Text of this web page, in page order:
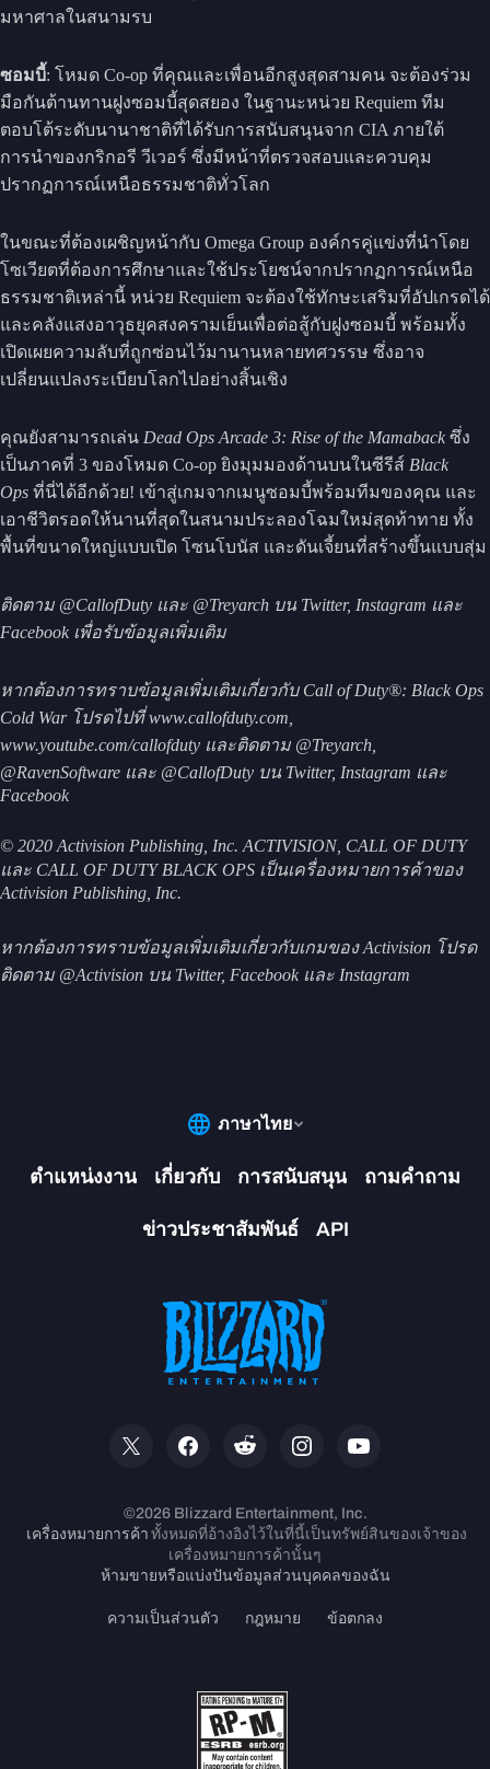
มหาศาลในสนามรบ
ซอมบี้: โหมด Co-op ที่คุณและเพื่อนอีกสูงสุดสามคน จะต้องร่วม
มือกันต้านทานฝูงซอมบี้สุดสยอง ในฐานะหน่วย Requiem ทีม
ตอบโต้ระดับนานาชาติที่ได้รับการสนับสนุนจาก CIA ภายใต้
การนำของกริกอรี วีเวอร์ ซึ่งมีหน้าที่ตรวจสอบและควบคุม
ปรากฏการณ์เหนือธรรมชาติทั่วโลก
ในขณะที่ต้องเผชิญหน้ากับ Omega Group องค์กรคู่แข่งที่นำโดย
โซเวียตที่ต้องการศึกษาและใช้ประโยชน์จากปรากฏการณ์เหนือ
ธรรมชาติเหล่านี้ หน่วย Requiem จะต้องใช้ทักษะเสริมที่อัปเกรดได้
และคลังแสงอาวุธยุคสงครามเย็นเพื่อต่อสู้กับฝูงซอมบี้ พร้อมทั้ง
เปิดเผยความลับที่ถูกซ่อนไว้มานานหลายทศวรรษ ซึ่งอาจ
เปลี่ยนแปลงระเบียบโลกไปอย่างสิ้นเชิง
คุณยังสามารถเล่น Dead Ops Arcade 3: Rise of the Mamaback ซึ่ง
เป็นภาคที่ 3 ของโหมด Co-op ยิงมุมมองด้านบนในซีรีส์ Black
Ops ที่นี่ได้อีกด้วย! เข้าสู่เกมจากเมนูซอมบี้พร้อมทีมของคุณ และ
เอาชีวิตรอดให้นานที่สุดในสนามประลองโฉมใหม่สุดท้าทาย ทั้ง
พื้นที่ขนาดใหญ่แบบเปิด โซนโบนัส และดันเจี้ยนที่สร้างขึ้นแบบสุ่ม
ติดตาม @CallofDuty และ @Treyarch บน Twitter, Instagram และ
Facebook เพื่อรับข้อมูลเพิ่มเติม
หากต้องการทราบข้อมูลเพิ่มเติมเกี่ยวกับ Call of Duty®: Black Ops
Cold War โปรดไปที่ www.callofduty.com,
www.youtube.com/callofduty และติดตาม @Treyarch,
@RavenSoftware และ @CallofDuty บน Twitter, Instagram และ
Facebook
© 2020 Activision Publishing, Inc. ACTIVISION, CALL OF DUTY
และ CALL OF DUTY BLACK OPS เป็นเครื่องหมายการค้าของ
Activision Publishing, Inc.
หากต้องการทราบข้อมูลเพิ่มเติมเกี่ยวกับเกมของ Activision โปรด
ติดตาม @Activision บน Twitter, Facebook และ Instagram